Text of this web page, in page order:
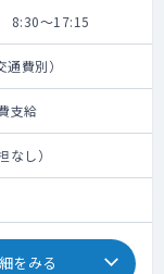
8:30～17:15
費別）
支給
なし）
をみる